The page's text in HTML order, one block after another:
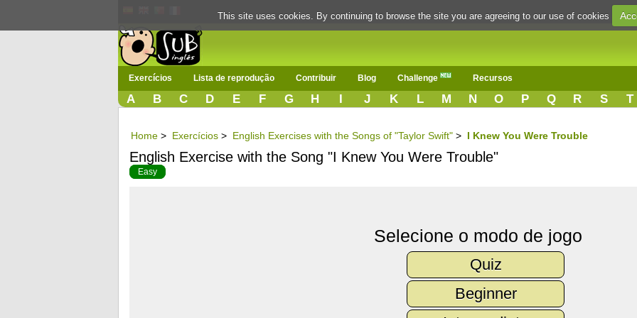
Exercícios Lista de reprodução Contribuir Blog Challenge Recursos
A B C D E F G H I J K L M N O P Q R S T
Home > Exercícios > English Exercises with the Songs of "Taylor Swift" > I Knew You Were Trouble
English Exercise with the Song "I Knew You Were Trouble"
Easy
Selecione o modo de jogo
Quiz
Beginner
This site uses cookies. By continuing to browse the site you are agreeing to our use of cookies